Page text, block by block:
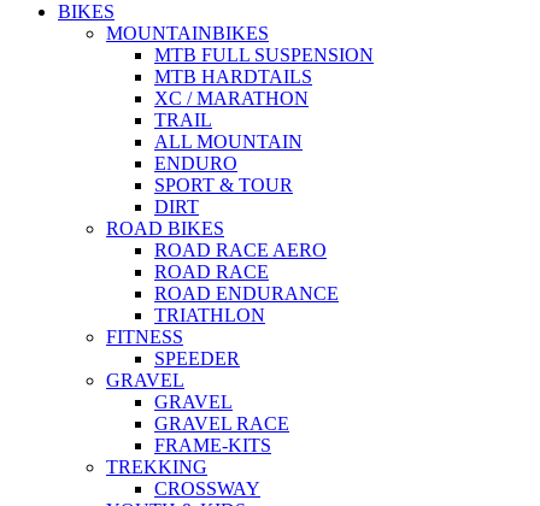
BIKES
MOUNTAINBIKES
MTB FULL SUSPENSION
MTB HARDTAILS
XC / MARATHON
TRAIL
ALL MOUNTAIN
ENDURO
SPORT & TOUR
DIRT
ROAD BIKES
ROAD RACE AERO
ROAD RACE
ROAD ENDURANCE
TRIATHLON
FITNESS
SPEEDER
GRAVEL
GRAVEL
GRAVEL RACE
FRAME-KITS
TREKKING
CROSSWAY